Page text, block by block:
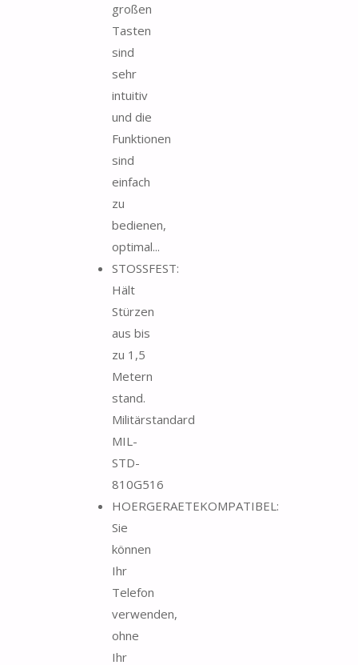
großen
Tasten
sind
sehr
intuitiv
und die
Funktionen
sind
einfach
zu
bedienen,
optimal...
STOSSFEST:
Hält
Stürzen
aus bis
zu 1,5
Metern
stand.
Militärstandard
MIL-
STD-
810G516
HOERGERAETEKOMPATIBEL:
Sie
können
Ihr
Telefon
verwenden,
ohne
Ihr